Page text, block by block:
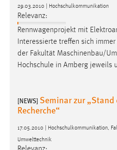
29.03.2010 | Hochschulkommunikation
Relevanz:
Rennwagenprojekt mit
Interessierte treffen sich
der Fakultät Maschinenbau/
Hochschule in Amberg jeweils
[NEWS] Seminar zur „Stand
Recherche“
17.05.2010 | Hochschulkommunikation,
Umwelttechnik
Login
Name:
fe_user, be_user,
Zweck:
Dieser Cookie ist notwendig
Cookie Laufzeit:
24 Stunden